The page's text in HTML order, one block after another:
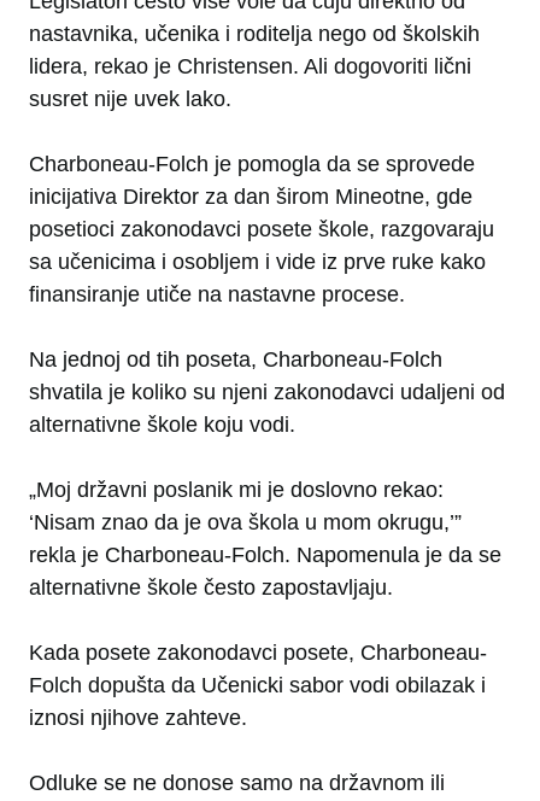
nastavnika, učenika i roditelja nego od školskih
lidera, rekao je Christensen. Ali dogovoriti lični
susret nije uvek lako.
Charboneau-Folch je pomogla da se sprovede
inicijativa Direktor za dan širom Mineotne, gde
posetioci zakonodavci posete škole, razgovaraju
sa učenicima i osobljem i vide iz prve ruke kako
finansiranje utiče na nastavne procese.
Na jednoj od tih poseta, Charboneau-Folch
shvatila je koliko su njeni zakonodavci udaljeni od
alternativne škole koju vodi.
„Moj državni poslanik mi je doslovno rekao:
‘Nisam znao da je ova škola u mom okrugu,’”
rekla je Charboneau-Folch. Napomenula je da se
alternativne škole često zapostavljaju.
Kada posete zakonodavci posete, Charboneau-
Folch dopušta da Učenicki sabor vodi obilazak i
iznosi njihove zahteve.
Odluke se ne donose samo na državnom ili